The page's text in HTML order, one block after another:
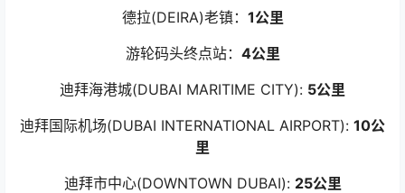
德拉(DEIRA)老镇： 1公里
游轮码头终点站： 4公里
迪拜海港城(DUBAI MARITIME CITY): 5公里
迪拜国际机场(DUBAI INTERNATIONAL AIRPORT): 10公
里
迪拜市中心(DOWNTOWN DUBAI): 25公里